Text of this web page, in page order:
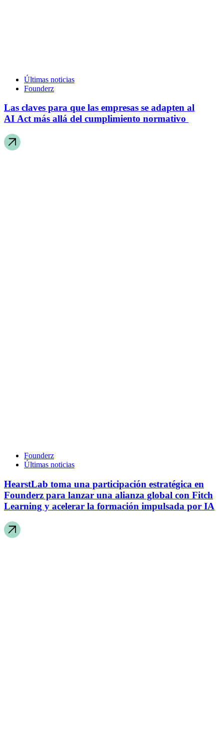
Últimas noticias
Founderz
Las claves para que las empresas se adapten al
AI Act más allá del cumplimiento normativo
Founderz
Últimas noticias
HearstLab toma una participación estratégica en
Founderz para lanzar una alianza global con Fitch
Learning y acelerar la formación impulsada por IA